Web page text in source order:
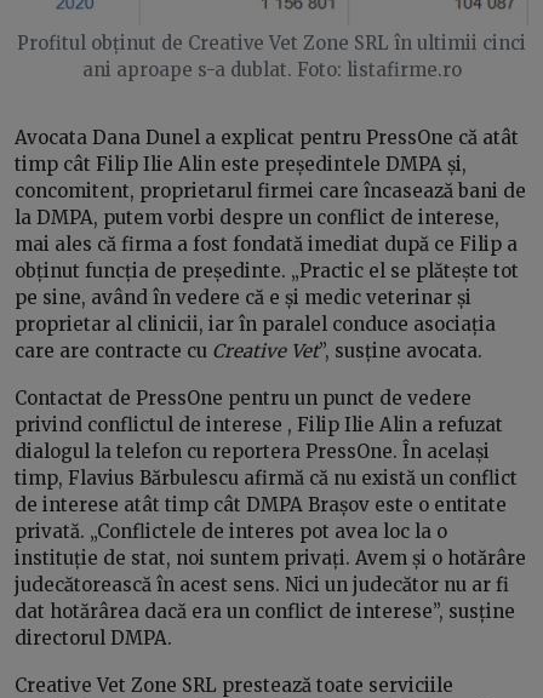
Profitul obținut de Creative Vet Zone SRL în ultimii cinci
ani aproape s-a dublat. Foto: listafirme.ro
Avocata Dana Dunel a explicat pentru PressOne că atât
timp cât Filip Ilie Alin este președintele DMPA și,
concomitent, proprietarul firmei care încasează bani de
la DMPA, putem vorbi despre un conflict de interese,
mai ales că firma a fost fondată imediat după ce Filip a
obținut funcția de președinte. „Practic el se plătește tot
pe sine, având în vedere că e și medic veterinar și
proprietar al clinicii, iar în paralel conduce asociația
care are contracte cu Creative Vet”, susține avocata.
Contactat de PressOne pentru un punct de vedere
privind conflictul de interese , Filip Ilie Alin a refuzat
dialogul la telefon cu reportera PressOne. În același
timp, Flavius Bărbulescu afirmă că nu există un conflict
de interese atât timp cât DMPA Brașov este o entitate
privată. „Conflictele de interes pot avea loc la o
instituție de stat, noi suntem privați. Avem și o hotărâre
judecătorească în acest sens. Nici un judecător nu ar fi
dat hotărârea dacă era un conflict de interese”, susține
directorul DMPA.
Creative Vet Zone SRL prestează toate serviciile